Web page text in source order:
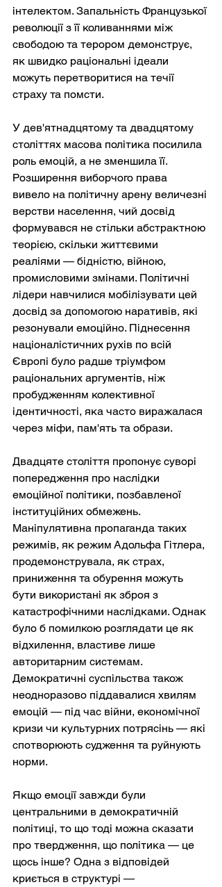
інтелектом. Запальність Французької
революції з її коливаннями між
свободою та терором демонструє,
як швидко раціональні ідеали
можуть перетворитися на течії
страху та помсти.
У дев'ятнадцятому та двадцятому
століттях масова політика посилила
роль емоцій, а не зменшила її.
Розширення виборчого права
вивело на політичну арену величезні
верстви населення, чий досвід
формувався не стільки абстрактною
теорією, скільки життєвими
реаліями — бідністю, війною,
промисловими змінами. Політичні
лідери навчилися мобілізувати цей
досвід за допомогою наративів, які
резонували емоційно. Піднесення
націоналістичних рухів по всій
Європі було радше тріумфом
раціональних аргументів, ніж
пробудженням колективної
ідентичності, яка часто виражалася
через міфи, пам'ять та образи.
Двадцяте століття пропонує суворі
попередження про наслідки
емоційної політики, позбавленої
інституційних обмежень.
Маніпулятивна пропаганда таких
режимів, як режим Адольфа Гітлера,
продемонструвала, як страх,
приниження та обурення можуть
бути використані як зброя з
катастрофічними наслідками. Однак
було б помилкою розглядати це як
відхилення, властиве лише
авторитарним системам.
Демократичні суспільства також
неодноразово піддавалися хвилям
емоцій — під час війни, економічної
кризи чи культурних потрясінь — які
спотворюють судження та руйнують
норми.
Якщо емоції завжди були
центральними в демократичній
політиці, то що тоді можна сказати
про твердження, що політика — це
щось інше? Одна з відповідей
криється в структурі —